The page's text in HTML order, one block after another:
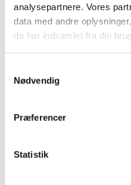
analysepartnere. Vores
data med andre
de har indsamlet fra din
Nødvendig
Præferencer
Statistik
information om ny
"Velfærdsteknologi på
Er du tilmeldt en
I løbet af de
kontakte tilmeldte
via mail med nye
CareNet-Temadage.
Har du spørgsmål, så